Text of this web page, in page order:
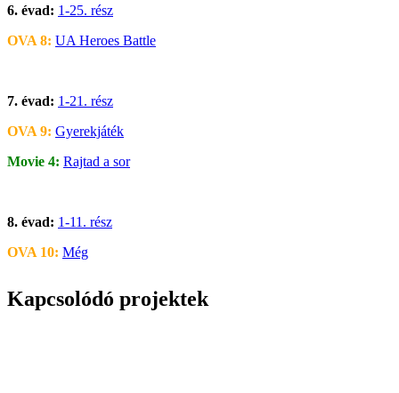
6. évad: 1-25. rész
OVA 8: UA Heroes Battle
7. évad: 1-21. rész
OVA 9: Gyerekjáték
Movie 4: Rajtad a sor
8. évad: 1-11. rész
OVA 10: Még
Kapcsolódó projektek